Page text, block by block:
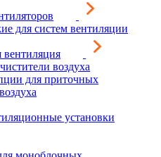
для систем вентиляции
вентиляция
воздуха
для приточных
установки